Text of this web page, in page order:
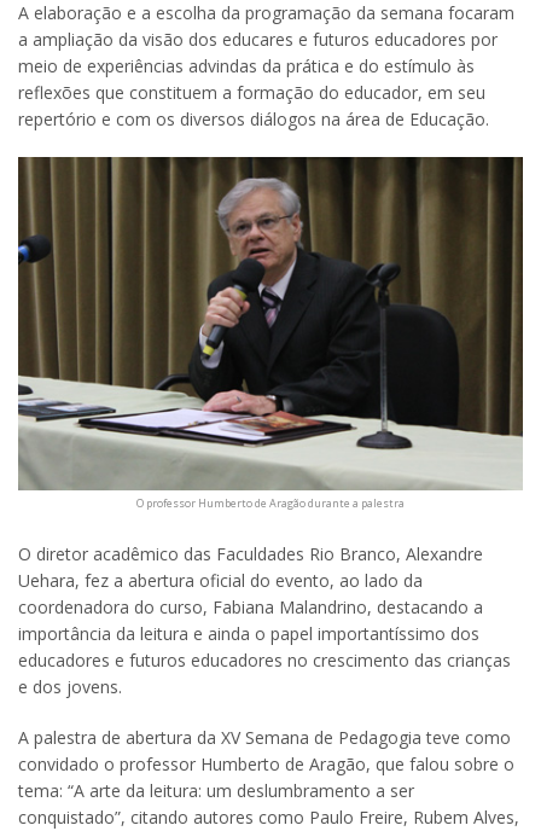
A elaboração e a escolha da programação da semana focaram
a ampliação da visão dos educares e futuros educadores por
meio de experiências advindas da prática e do estímulo às
reflexões que constituem a formação do educador, em seu
repertório e com os diversos diálogos na área de Educação.
O professor Humberto de Aragão durante a palestra
O diretor acadêmico das Faculdades Rio Branco, Alexandre
Uehara, fez a abertura oficial do evento, ao lado da
coordenadora do curso, Fabiana Malandrino, destacando a
importância da leitura e ainda o papel importantíssimo dos
educadores e futuros educadores no crescimento das crianças
e dos jovens.
A palestra de abertura da XV Semana de Pedagogia teve como
convidado o professor Humberto de Aragão, que falou sobre o
tema: “A arte da leitura: um deslumbramento a ser
conquistado”, citando autores como Paulo Freire, Rubem Alves,